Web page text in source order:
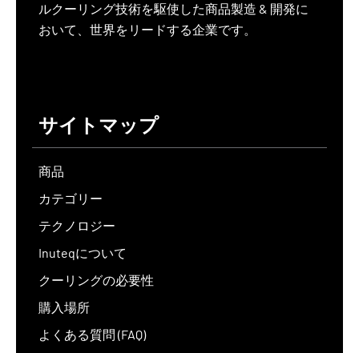
ルクーリング技術を駆使した商品製造 & 開発に
おいて、世界をリードする企業です。
サイトマップ
商品
カテゴリー
テクノロジー
Inuteqについて
クーリングの必要性
購入場所
よくある質問 (FAQ)